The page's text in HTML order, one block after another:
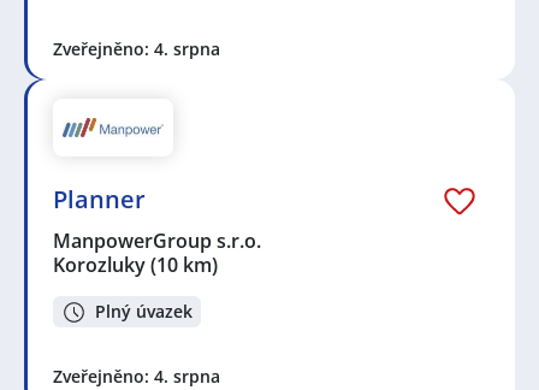
Zveřejněno: 4. srpna
Planner
ManpowerGroup s.r.o.
Korozluky(10 km)
Plný úvazek
Zveřejněno: 4. srpna